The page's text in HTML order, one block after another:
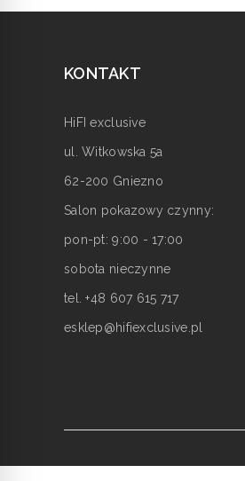
KONTAKT
HiFI exclusive
ul. Witkowska 5a
62-200 Gniezno
Salon pokazowy czynny:
pon-pt: 9:00 - 17:00
sobota nieczynne
tel. +48 607 615 717
esklep@hifiexclusive.pl